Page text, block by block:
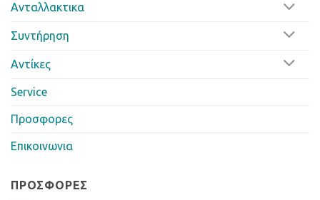
Ανταλλακτικα
Συντήρηση
Αντίκες
Service
Προσφορες
Επικοινωνια
ΠΡΟΣΦΟΡΈΣ